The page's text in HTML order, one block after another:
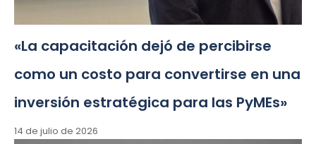
«La capacitación dejó de percibirse
como un costo para convertirse en una
inversión estratégica para las PyMEs»
14 de julio de 2026